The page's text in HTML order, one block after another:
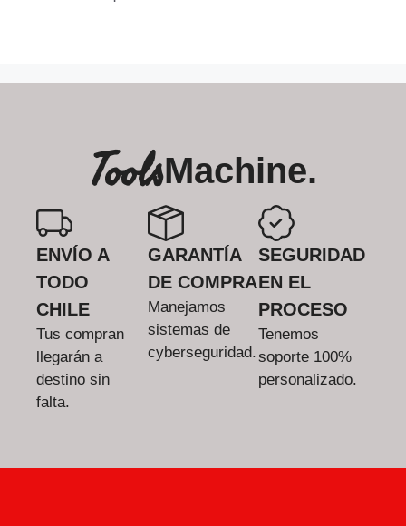
ToolsMachine.
ENVÍO A
TODO
CHILE
Tus compran
llegarán a
destino sin
falta.
GARANTÍA
DE COMPRA
Manejamos
sistemas de
cyberseguridad.
SEGURIDAD
EN EL
PROCESO
Tenemos
soporte 100%
personalizado.